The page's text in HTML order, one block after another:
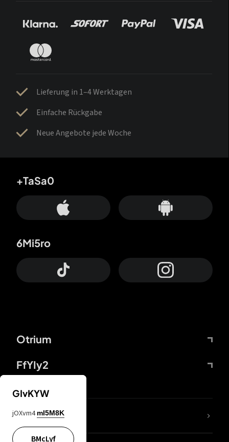
Lieferung in 1–4 Werktagen
Einfache Rückgabe
Neue Angebote jede Woche
Otrium
FfYIy2
+TaSa0
6Mi5ro
DDcvSo
GIvKYW
jOXvm4 mI5M8K
BMcLyf